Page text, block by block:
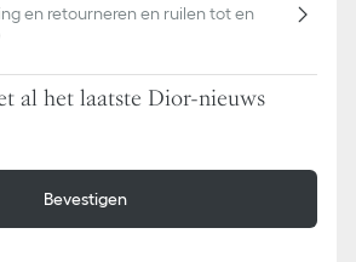
en retourneren en ruilen tot en
al het laatste Dior-nieuws
Bevestigen